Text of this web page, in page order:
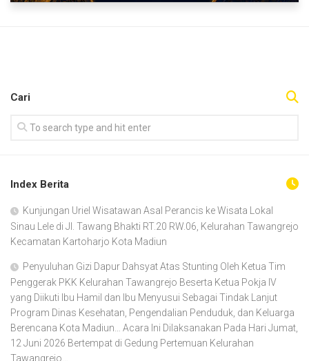
Cari
Index Berita
Kunjungan Uriel Wisatawan Asal Perancis ke Wisata Lokal
Sinau Lele di Jl. Tawang Bhakti RT.20 RW.06, Kelurahan Tawangrejo
Kecamatan Kartoharjo Kota Madiun
Penyuluhan Gizi Dapur Dahsyat Atas Stunting Oleh Ketua Tim
Penggerak PKK Kelurahan Tawangrejo Beserta Ketua Pokja IV
yang Diikuti Ibu Hamil dan Ibu Menyusui Sebagai Tindak Lanjut
Program Dinas Kesehatan, Pengendalian Penduduk, dan Keluarga
Berencana Kota Madiun… Acara Ini Dilaksanakan Pada Hari Jumat,
12 Juni 2026 Bertempat di Gedung Pertemuan Kelurahan
Tawangrejo…